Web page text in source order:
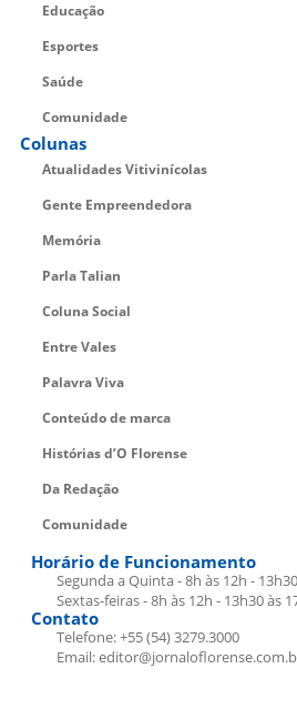
Educação
Esportes
Saúde
Comunidade
Colunas
Atualidades Vitivinícolas
Gente Empreendedora
Memória
Parla Talian
Coluna Social
Entre Vales
Palavra Viva
Conteúdo de marca
Histórias d’O Florense
Da Redação
Comunidade
Horário de Funcionamento
Segunda a Quinta - 8h às 12h -
Sextas-feiras - 8h às 12h - 13h30 às
Contato
Telefone: +55 (54) 3279.3000
Email: